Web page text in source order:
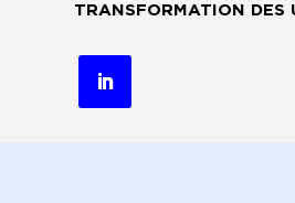
TRANSFORMATION DES